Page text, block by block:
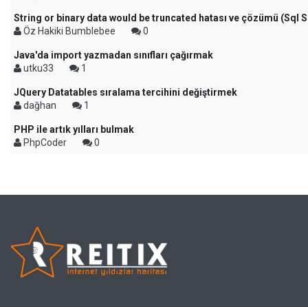
String or binary data would be truncated hatası ve çözümü (Sql
Öz Hakiki Bumblebee
0
Java'da import yazmadan sınıfları çağırmak
utku33
1
JQuery Datatables sıralama tercihini değiştirmek
dağhan
1
PHP ile artık yılları bulmak
PhpCoder
0